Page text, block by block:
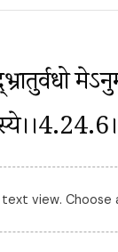
text view.